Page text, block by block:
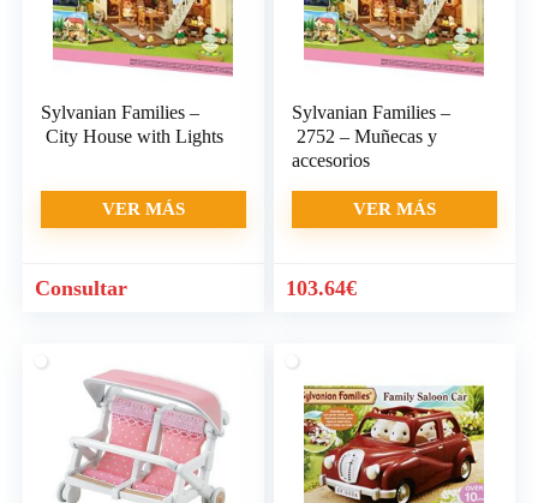
Sylvanian Families –
City House with Lights
VER MÁS
Consultar
Sylvanian Families –
2752 – Muñecas y
accesorios
VER MÁS
103.64€